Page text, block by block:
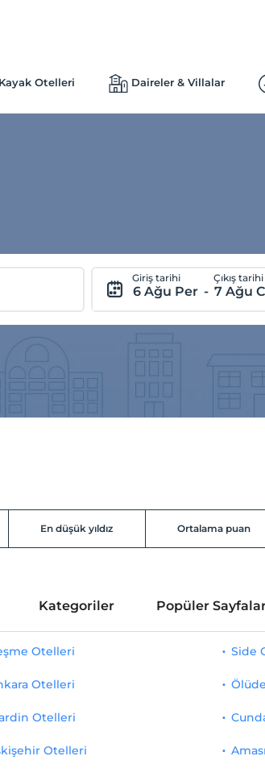
Kayak Otelleri Daireler & Villalar
Giriş tarihi
6 Ağu Per -
Çıkış tarihi
7 Ağu
En düşük yıldız Ortalama puan
Kategoriler Popüler
Otelleri
Otelleri
Otelleri
Otelleri
Side